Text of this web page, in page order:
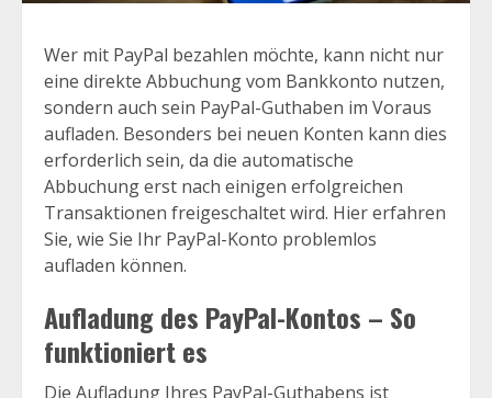
Wer mit PayPal bezahlen möchte, kann nicht nur
eine direkte Abbuchung vom Bankkonto nutzen,
sondern auch sein PayPal-Guthaben im Voraus
aufladen. Besonders bei neuen Konten kann dies
erforderlich sein, da die automatische
Abbuchung erst nach einigen erfolgreichen
Transaktionen freigeschaltet wird. Hier erfahren
Sie, wie Sie Ihr PayPal-Konto problemlos
aufladen können.
Aufladung des PayPal-Kontos – So
funktioniert es
Die Aufladung Ihres PayPal-Guthabens ist